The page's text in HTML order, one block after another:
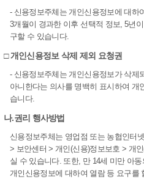
- 신용정보주체는 개인신용정보에 대하
3개월이 경과한 이후 선택적 정보, 5년
구할 수 있습니다.
□ 개인신용정보 삭제 제외 요청권
- 신용정보주체는 개인신용정보가 삭제
아니한다는 의사를 명백히 표시하여 개
습니다.
나.권리 행사방법
신용정보주체는 영업점 또는 농협인터
> 보안센터 > 개인(신용)정보보호 > 개
실 수 있습니다. 또한, 만 14세 미만 아
개인신용정보에 대하여 열람 등 요구를